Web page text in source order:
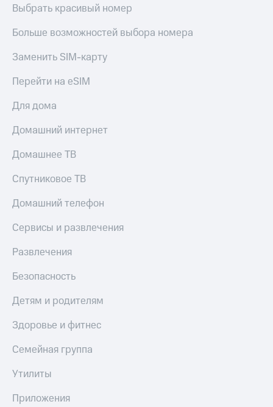
Выбрать красивый номер
Больше возможностей выбора номера
Заменить SIM-карту
Перейти на eSIM
Для дома
Домашний интернет
Домашнее ТВ
Спутниковое ТВ
Домашний телефон
Сервисы и развлечения
Развлечения
Безопасность
Детям и родителям
Здоровье и фитнес
Семейная группа
Утилиты
Приложения